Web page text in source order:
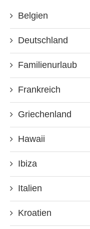
Belgien
Deutschland
Familienurlaub
Frankreich
Griechenland
Hawaii
Ibiza
Italien
Kroatien